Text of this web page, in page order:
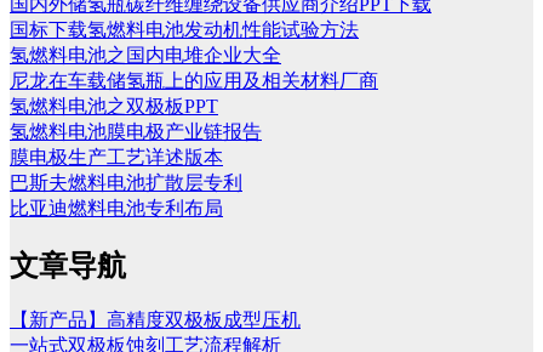
国标下载氢燃料电池发动机性能试验方法
氢燃料电池之国内电堆企业大全
尼龙在车载储氢瓶上的应用及相关材料厂商
氢燃料电池之双极板PPT
氢燃料电池膜电极产业链报告
膜电极生产工艺详述版本
巴斯夫燃料电池扩散层专利
比亚迪燃料电池专利布局
文章导航
【新产品】高精度双极板成型压机
一站式双极板蚀刻工艺流程解析